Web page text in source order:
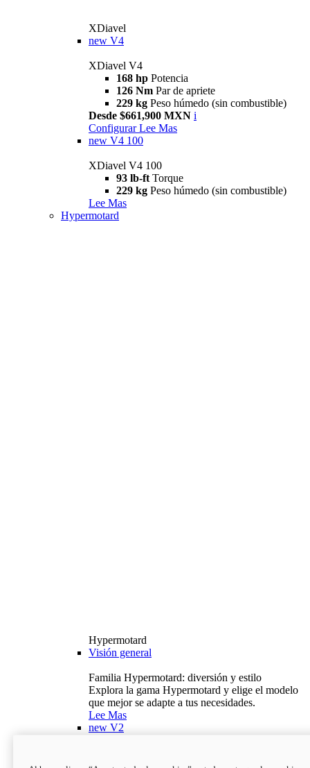
XDiavel
new V4
XDiavel V4
168 hp Potencia
126 Nm Par de apriete
229 kg Peso húmedo (sin combustible)
Desde $661,900 MXN i
Configurar Lee Mas
new V4 100
XDiavel V4 100
93 lb-ft Torque
229 kg Peso húmedo (sin combustible)
Lee Mas
Hypermotard
Hypermotard
Visión general
Familia Hypermotard: diversión y estilo
Explora la gama Hypermotard y elige el modelo
que mejor se adapte a tus necesidades.
Lee Mas
new V2
120,4 hp
Potencia